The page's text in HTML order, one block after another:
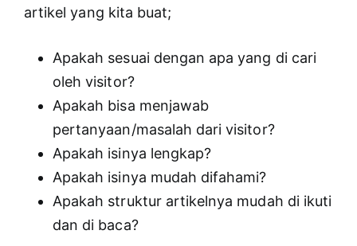
artikel yang kita buat;
Apakah sesuai dengan apa yang di cari
oleh visitor?
Apakah bisa menjawab
pertanyaan/masalah dari visitor?
Apakah isinya lengkap?
Apakah isinya mudah difahami?
Apakah struktur artikelnya mudah di ikuti
dan di baca?